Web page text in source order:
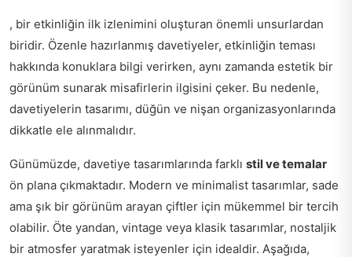
, bir etkinliğin ilk izlenimini oluşturan önemli unsurlardan
biridir. Özenle hazırlanmış davetiyeler, etkinliğin teması
hakkında konuklara bilgi verirken, aynı zamanda estetik bir
görünüm sunarak misafirlerin ilgisini çeker. Bu nedenle,
davetiyelerin tasarımı, düğün ve nişan organizasyonlarında
dikkatle ele alınmalıdır.
Günümüzde, davetiye tasarımlarında farklı stil ve temalar
ön plana çıkmaktadır. Modern ve minimalist tasarımlar, sade
ama şık bir görünüm arayan çiftler için mükemmel bir tercih
olabilir. Öte yandan, vintage veya klasik tasarımlar, nostaljik
bir atmosfer yaratmak isteyenler için idealdir. Aşağıda,